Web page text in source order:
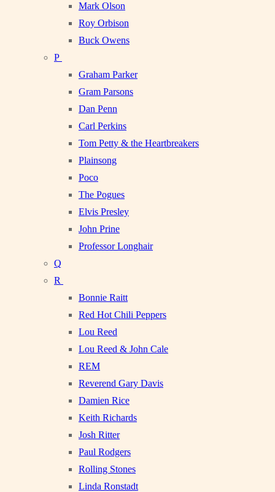
Mark Olson
Roy Orbison
Buck Owens
P
Graham Parker
Gram Parsons
Dan Penn
Carl Perkins
Tom Petty & the Heartbreakers
Plainsong
Poco
The Pogues
Elvis Presley
John Prine
Professor Longhair
Q
R
Bonnie Raitt
Red Hot Chili Peppers
Lou Reed
Lou Reed & John Cale
REM
Reverend Gary Davis
Damien Rice
Keith Richards
Josh Ritter
Paul Rodgers
Rolling Stones
Linda Ronstadt